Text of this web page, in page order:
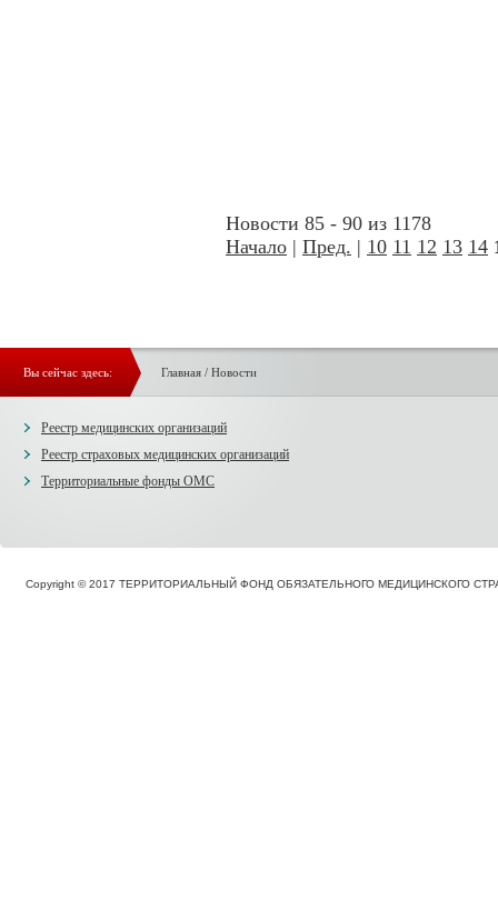
Новости 85 - 90 из 1178
Начало | Пред. | 10 11 12 13 14
Вы сейчас здесь: Главная/ Новости
Реестр медицинских организаций
Реестр страховых медицинских организаций
Территориальные фонды ОМС
Copyright © 2017 ТЕРРИТОРИАЛЬНЫЙ ФОНД ОБЯЗАТЕЛЬНОГО МЕДИЦИНСКОГО